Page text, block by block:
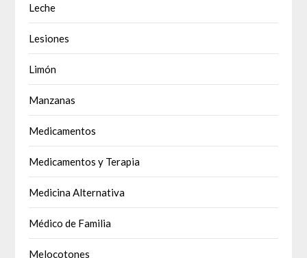
Leche
Lesiones
Limón
Manzanas
Medicamentos
Medicamentos y Terapia
Medicina Alternativa
Médico de Familia
Melocotones